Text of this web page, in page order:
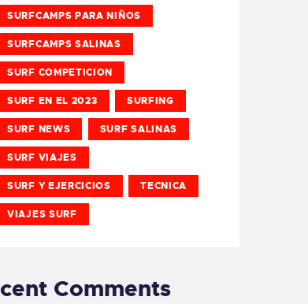
SURFCAMPS PARA NIÑOS
SURFCAMPS SALINAS
SURF COMPETICION
SURF EN EL 2023 SURFING
SURF NEWS SURF SALINAS
SURF VIAJES
SURF Y EJERCICIOS TECNICA
VIAJES SURF
Comments